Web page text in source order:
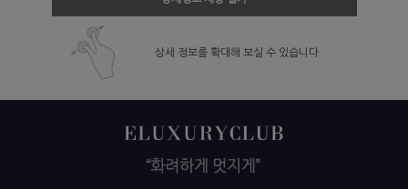
상세 정보를 확대해 보실 수 있습니다.